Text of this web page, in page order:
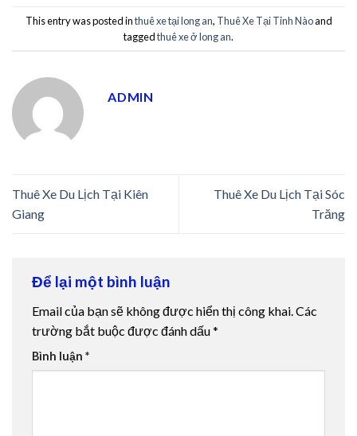
This entry was posted inthuê xe tại long an, Thuê Xe Tại Tỉnh Nàoand
taggedthuê xe ở long an.
ADMIN
Thuê Xe Du Lịch Tại Kiên
Giang
Thuê Xe Du Lịch Tại Sóc
Trăng
Để lại một bình luận
Email của bạn sẽ không được hiển thị công khai.Các
trường bắt buộc được đánh dấu*
Bình luận *